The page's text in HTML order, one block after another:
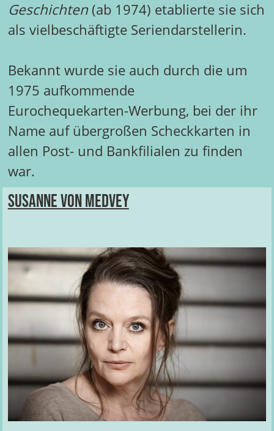
Geschichten(ab 1974) etablierte sie sich
als vielbeschäftigte Seriendarstellerin.
Bekannt wurde sie auch durch die um
1975 aufkommende
Eurochequekarten-Werbung, bei der ihr
Name auf übergroßen Scheckkarten in
allen Post- und Bankfilialen zu finden
war.
Susanne von Medvey